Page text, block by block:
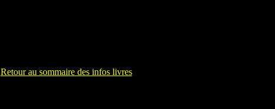
Retour au sommaire des infos livres